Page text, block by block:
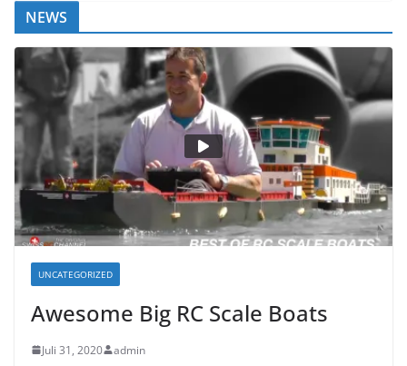
NEWS
UNCATEGORIZED
Awesome Big RC Scale Boats
Juli 31, 2020 admin